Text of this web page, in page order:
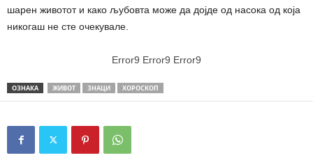
шарен животот и како љубовта може да дојде од насока од која
никогаш не сте очекувале.
Error9 Error9 Error9
ОЗНАКА ЖИВОТ ЗНАЦИ ХОРОСКОП